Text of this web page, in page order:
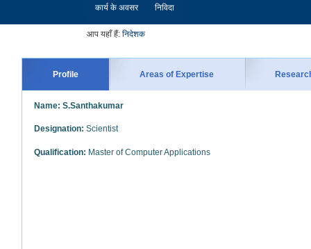
कार्य के अवसर निविदा
आप यहाँ हैं: निदेशक
Profile Areas of Expertise
Name: S.Santhakumar
Designation: Scientist
Qualification: Master of Computer Applications